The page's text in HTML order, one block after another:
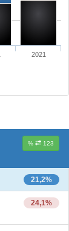
2021
% 123
21,2%
24,1%